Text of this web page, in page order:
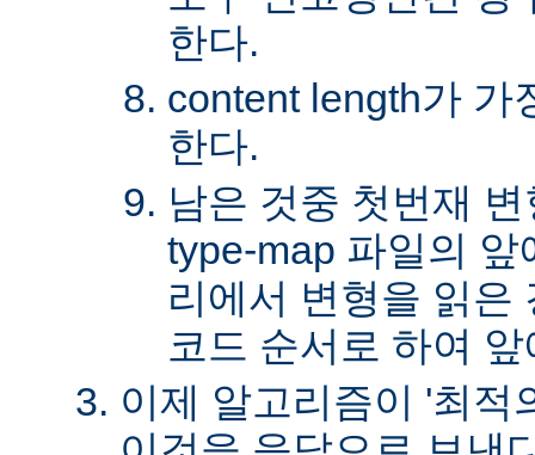
한다.
content length가 가
한다.
남은 것중 첫번재
type-map 파일의
리에서 변형을 읽은
코드 순서로 하여
이제 알고리즘이 '최적